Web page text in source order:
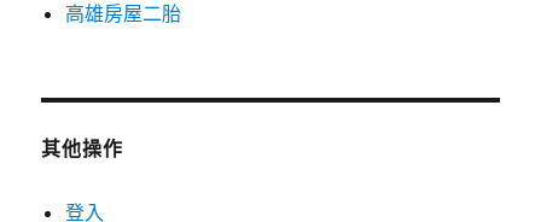
高雄房屋二胎
其他操作
登入